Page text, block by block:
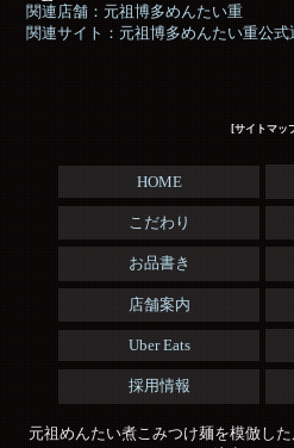
関連店舗：元祖博多めんたい重
関連サイト：元祖博多めんたい重公式
[サイトマッ
HOME
こだわり
お品書き
店舗案内
Uber Eats
採用情報
元祖めんたい煮こみつけ麺を模倣し